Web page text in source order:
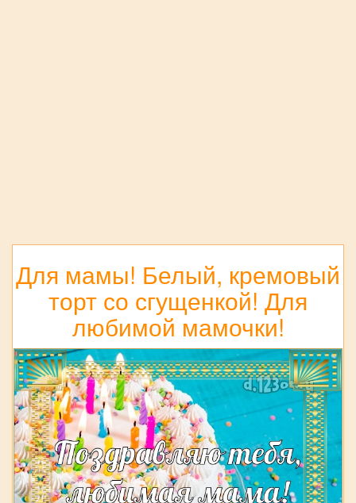
Для мамы! Белый, кремовый
торт со сгущенкой! Для
любимой мамочки!